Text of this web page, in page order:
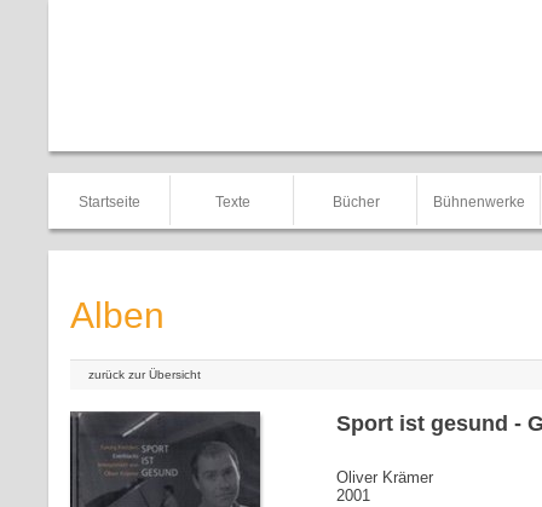
Startseite Texte Bücher Bühnenwerke
Alben
zurück zur Übersicht
Sport ist gesund -
Oliver Krämer
2001